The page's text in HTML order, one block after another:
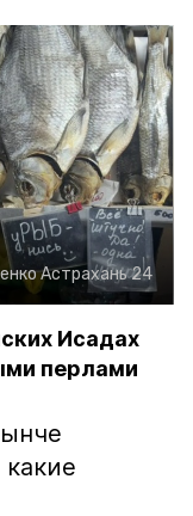
Астрахань 24
Исадах
перлами
какие